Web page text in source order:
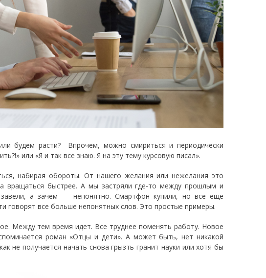
будем расти? Впрочем, можно смириться и периодически
или «Я и так все знаю. Я на эту тему курсовую писал».
набирая обороты. От нашего желания или нежелания это
вращаться быстрее. А мы застряли где-то между прошлым и
а зачем — непонятно. Смартфон купили, но все еще
говорят все больше непонятных слов. Это простые примеры.
Между тем время идет. Все труднее поменять работу. Новое
роман «Отцы и дети». А может быть, нет никакой
не получается начать снова грызть гранит науки или хотя бы